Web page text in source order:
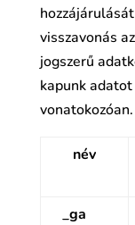
visszavonás
jogszerű
kapunk
vonatokozóan.
név
_ga